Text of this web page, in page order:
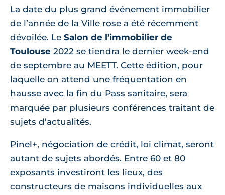
La date du plus grand événement immobilier
de l’année de la Ville rose a été récemment
dévoilée. Le Salon de l’immobilier de
Toulouse 2022 se tiendra le dernier week-end
de septembre au MEETT. Cette édition, pour
laquelle on attend une fréquentation en
hausse avec la fin du Pass sanitaire, sera
marquée par plusieurs conférences traitant de
sujets d’actualités.
Pinel+, négociation de crédit, loi climat, seront
autant de sujets abordés. Entre 60 et 80
exposants investiront les lieux, des
constructeurs de maisons individuelles aux